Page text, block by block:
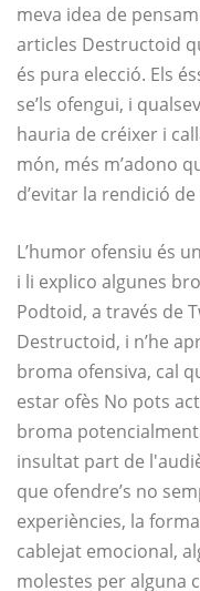
meva idea de
articles Destructoid
és pura elecció. Els
se’ls ofengui, i
hauria de créixer i
món, més m’adono
d’evitar la rendició
L’humor ofensiu és
i li explico algunes
Podtoid, a través de
Destructoid, i n’he
broma ofensiva, cal
estar ofès No pots
broma
insultat part de
que ofendre’s no
experiències, la
cablejat emocional,
molestes per alguna